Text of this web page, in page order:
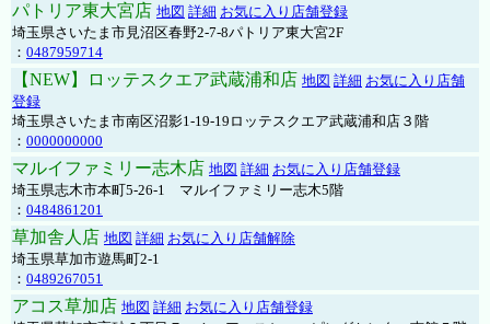
パトリア東大宮店 地図 詳細 お気に入り店舗登録
埼玉県さいたま市見沼区春野2-7-8パトリア東大宮2F
： 0487959714
【NEW】ロッテスクエア武蔵浦和店 地図 詳細 お気に入り店舗
登録
埼玉県さいたま市南区沼影1-19-19ロッテスクエア武蔵浦和店３階
： 0000000000
マルイファミリー志木店 地図 詳細 お気に入り店舗登録
埼玉県志木市本町5-26-1 マルイファミリー志木5階
： 0484861201
草加舎人店 地図 詳細 お気に入り店舗解除
埼玉県草加市遊馬町2-1
： 0489267051
アコス草加店 地図 詳細 お気に入り店舗登録